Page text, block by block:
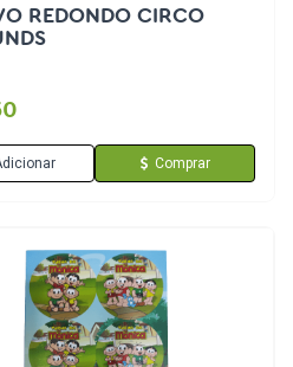
REDONDO CIRCO
Comprar